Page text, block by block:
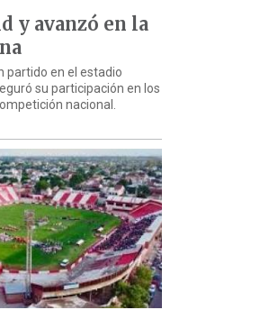
y avanzó en la
partido en el estadio
su participación en los
nacional.